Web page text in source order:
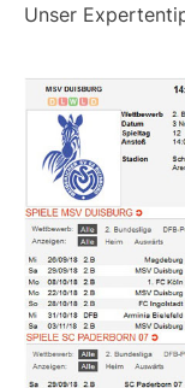
Unser